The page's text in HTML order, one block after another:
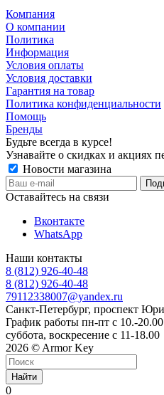
Компания
О компании
Политика
Информация
Условия оплаты
Условия доставки
Гарантия на товар
Политика конфиденциальности
Помощь
Бренды
Будьте всегда в курсе!
Узнавайте о скидках и акциях
Новости магазина
Оставайтесь на связи
Вконтакте
WhatsApp
Наши контакты
8 (812) 926-40-48
8 (812) 926-40-48
79112338007@yandex.ru
Санкт-Петербург, проспект
График работы пн-пт с 10.-20.00
суббота, воскресение с 11-18.00
2026 © Armor Key
Найти
0